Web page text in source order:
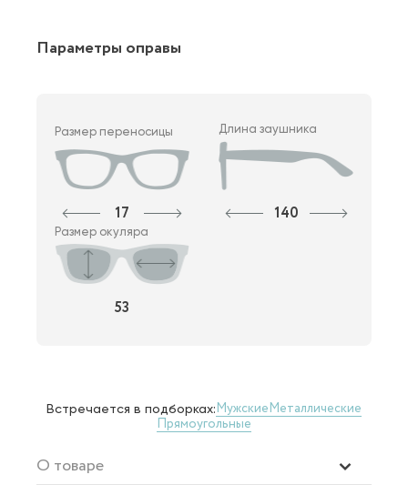
Параметры оправы
Размер переносицы
17
Длина заушника
140
Размер окуляра
53
Встречается в подборках:МужскиеМеталлические
Прямоугольные
О товаре